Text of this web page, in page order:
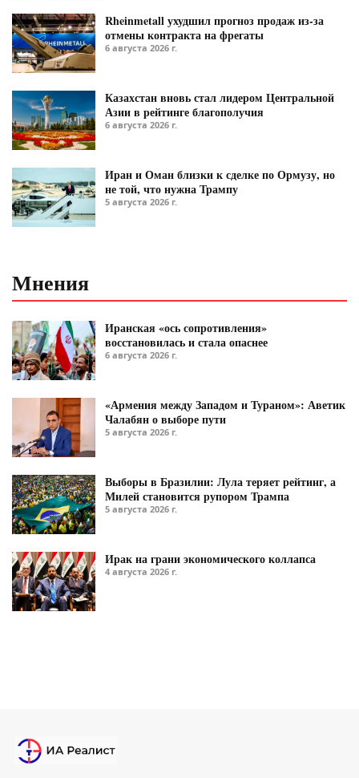
Rheinmetall ухудшил прогноз продаж из-за
отмены контракта на фрегаты
6 августа 2026 г.
Казахстан вновь стал лидером Центральной
Азии в рейтинге благополучия
6 августа 2026 г.
Иран и Оман близки к сделке по Ормузу, но
не той, что нужна Трампу
5 августа 2026 г.
Мнения
Иранская «ось сопротивления»
восстановилась и стала опаснее
6 августа 2026 г.
«Армения между Западом и Тураном»: Аветик
Чалабян о выборе пути
5 августа 2026 г.
Выборы в Бразилии: Лула теряет рейтинг, а
Милей становится рупором Трампа
5 августа 2026 г.
Ирак на грани экономического коллапса
4 августа 2026 г.